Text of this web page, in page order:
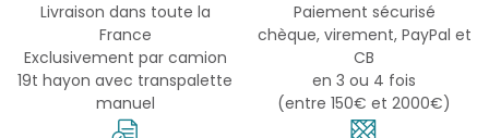
Livraison dans toute la
France
Exclusivement par camion
19t hayon avec transpalette
manuel
Paiement sécurisé
chèque, virement, PayPal et
CB
en 3 ou 4 fois
(entre 150€ et 2000€)